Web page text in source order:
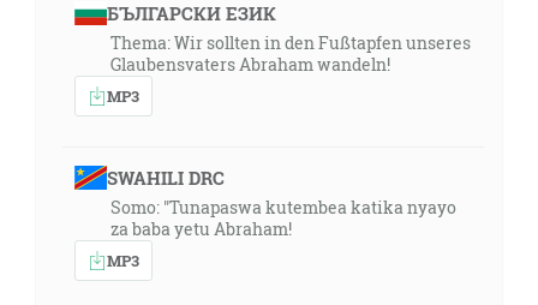
БЪЛГАРСКИ ЕЗИК
Thema: Wir sollten in den Fußtapfen unseres
Glaubensvaters Abraham wandeln!
MP3
SWAHILI DRC
Somo: "Tunapaswa kutembea katika nyayo
za baba yetu Abraham!
MP3